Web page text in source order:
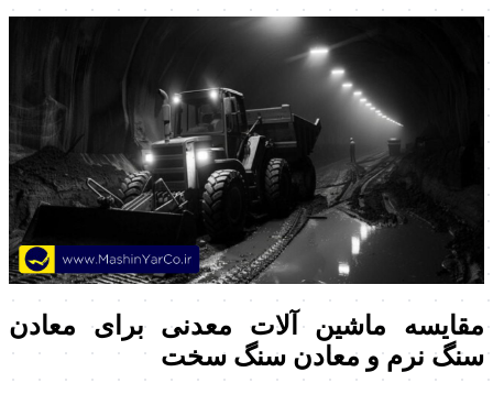
مقایسه ماشین آلات معدنی برای معادن
سنگ نرم و معادن سنگ سخت